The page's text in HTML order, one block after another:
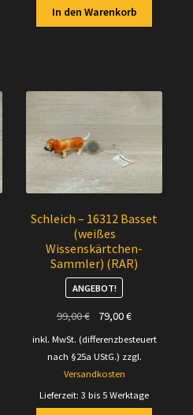
In den Warenkorb
Schleich – 16312 Basset
(weißes
Wissenskärtchen-
Sammler) (RAR)
ANGEBOT!
99,00€
Ursprünglicher
Preis
79,00€Aktueller
inkl. MwSt. (differenzbesteuert
nach §25a UStG.) zzgl.
Versandkosten
Lieferzeit: 3 bis 5 Werktage